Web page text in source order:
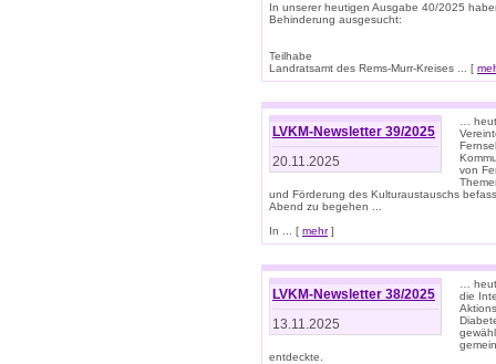
In unserer heutigen Ausgabe 40/2025
Behinderung ausgesucht:
Teilhabe
Landratsamt des Rems-Murr-Kreises ... [
LVKM-Newsletter 39/2025
20.11.2025
…
von
und Förderung des Kulturaustauschs
Abend zu begehen ...
In ... [ mehr]
LVKM-Newsletter 38/2025
13.11.2025
…
die
entdeckte.